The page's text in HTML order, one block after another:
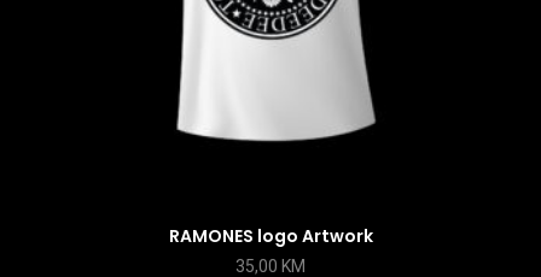
RAMONES logo Artwork
35,00 KM